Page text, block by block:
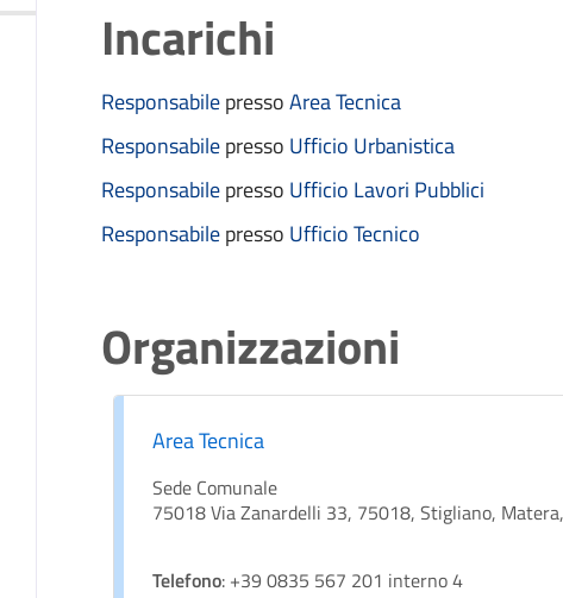
Incarichi
ResponsabilepressoArea Tecnica
Responsabilepresso Ufficio Urbanistica
Responsabilepresso Ufficio Lavori Pubblici
Responsabilepresso Ufficio Tecnico
Organizzazioni
Area Tecnica
Sede Comunale
75018 Via Zanardelli 33, 75018, Stigliano,
Telefono: +39 0835 567 201 interno 4